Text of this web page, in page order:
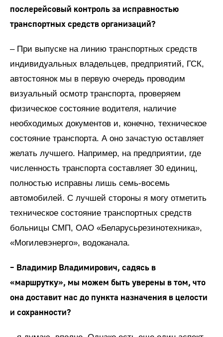
послерейсовый контроль за исправностью
транспортных средств организаций?
– При выпуске на линию транспортных средств
индивидуальных владельцев, предприятий, ГСК,
автостоянок мы в первую очередь проводим
визуальный осмотр транспорта, проверяем
физическое состояние водителя, наличие
необходимых документов и, конечно, техническое
состояние транспорта. А оно зачастую оставляет
желать лучшего. Например, на предприятии, где
численность транспорта составляет 30 единиц,
полностью исправны лишь семь-восемь
автомобилей. С лучшей стороны я могу отметить
техническое состояние транспортных средств
больницы СМП, ОАО «Беларусьрезинотехника»,
«Могилевэнерго», водоканала.
– Владимир Владимирович, садясь в
«маршрутку», мы можем быть уверены в том, что
она доставит нас до пункта назначения в целости
и сохранности?